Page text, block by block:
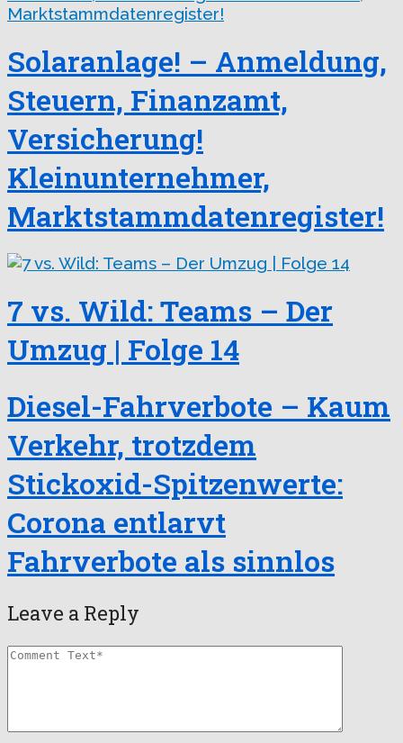
Solaranlage! – Anmeldung,
Steuern, Finanzamt,
Versicherung!
Kleinunternehmer,
Marktstammdatenregister!
7 vs. Wild: Teams – Der
Umzug | Folge 14
Diesel-Fahrverbote – Kaum
Verkehr, trotzdem
Stickoxid-Spitzenwerte:
Corona entlarvt
Fahrverbote als sinnlos
Leave a Reply